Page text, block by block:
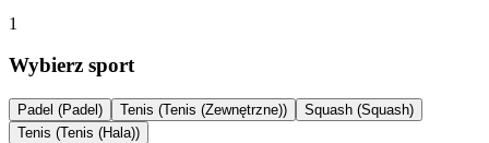
1
Wybierz sport
Padel (Padel) Tenis (Tenis (Zewnętrzne))
Squash (Squash)
Tenis (Tenis (Hala))